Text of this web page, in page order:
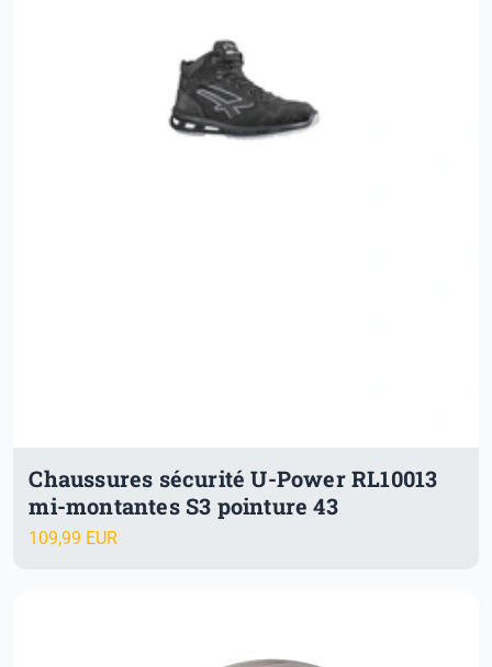
Chaussures sécurité U-Power RL10013
mi-montantes S3 pointure 43
109,99 EUR